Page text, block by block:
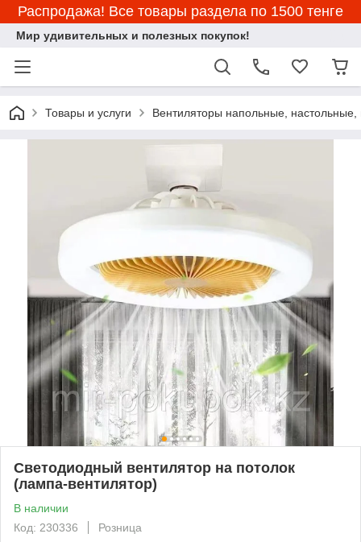
Распродажа! Все товары раздела по 1500 тенге
Мир удивительных и полезных покупок!
Товары и услуги Вентиляторы напольные, настольные,
Светодиодный вентилятор на потолок
(лампа-вентилятор)
В наличии
Код: 230336
Розница